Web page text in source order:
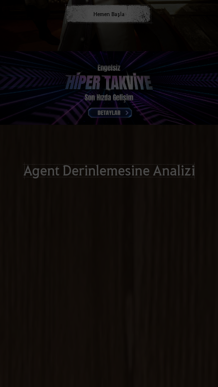
Hemen Başla
Agent Derinlemesine Analizi